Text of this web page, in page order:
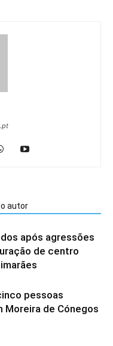
autor
após agressões
de centro
pessoas
Moreira de Cónegos